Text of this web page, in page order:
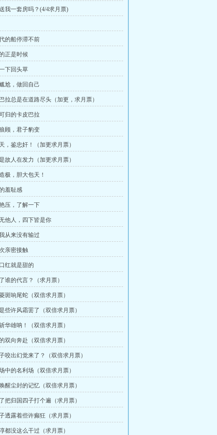
我一套房吗？(4/4求月票)
的船停滞不前
正是时候
下回头草
尬，做回自己
拉总是在道路尽头（加更，求月票）
归的卡皮巴拉
顾，君子豹变
，鉴忠奸！（加更求月票）
故人在发力（加更求月票）
极，胆大包天！
羞耻感
压，了解一下
他人，四下皆是你
从来没有输过
亲密接触
红就是甜的
谁的代言？（求月票）
斑响尾蛇（双倍求月票）
些许风霜罢了（双倍求月票）
华雄呐！（双倍求月票）
双向奔赴（双倍求月票）
咬出幻觉来了？（双倍求月票）
中的名利场（双倍求月票）
醒尘封的记忆（双倍求月票）
把归国四子打个遍（求月票）
透露着些许癫狂（求月票）
都没这么干过（求月票）